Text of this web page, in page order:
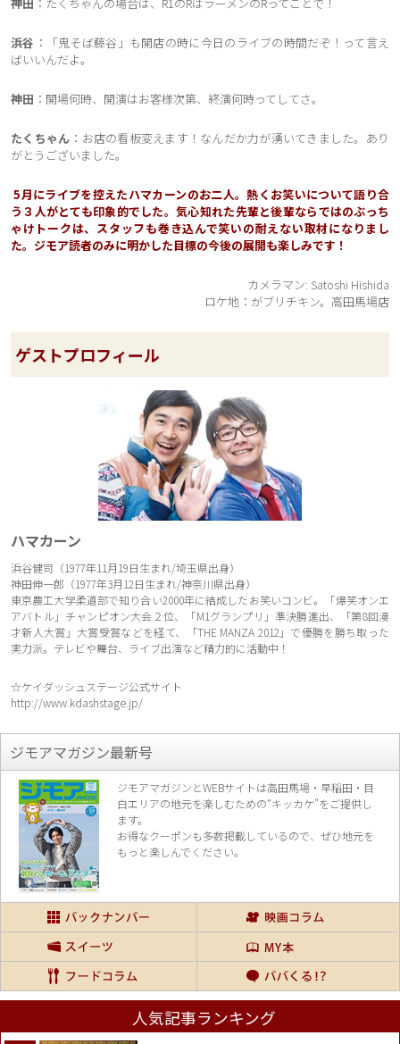
神田 ：たくちゃんの場合は、R1のRはラーメンのRってことで！
浜谷 ：「鬼そば藤谷」も開店の時に今日のライブの時間だぞ！って言え
ばいいんだよ。
神田 ：開場何時、開演はお客様次第、終演何時ってしてさ。
たくちゃん ：お店の看板変えます！なんだか力が湧いてきました。あり
がとうございました。
5月にライブを控えたハマカーンのお二人。熱くお笑いについて語り合
う３人がとても印象的でした。気心知れた先輩と後輩ならではのぶっち
ゃけトークは、スタッフも巻き込んで笑いの耐えない取材になりまし
た。ジモア読者のみに明かした目標の今後の展開も楽しみです！
カメラマン: Satoshi Hishida
ロケ地：がブリチキン。高田馬場店
ゲストプロフィール
ハマカーン
浜谷健司（1977年11月19日生まれ/埼玉県出身）
神田伸一郎（1977年3月12日生まれ/神奈川県出身）
東京農工大学柔道部で知り合い2000年に結成したお笑いコンビ。「爆笑オンエ
アバトル」チャンピオン大会２位、「M1グランプリ」準決勝進出、「第8回漫
才新人大賞」大賞受賞などを経て、「THE MANZA 2012」で優勝を勝ち取った
実力派。テレビや舞台、ライブ出演など精力的に活動中！
☆ケイダッシュステージ公式サイト
http://www.kdashstage.jp/
ジモアマガジン最新号
ジモアマガジンとWEBサイトは高田馬場・早稲田・目
白エリアの地元を楽しむための“キッカケ”をご提供し
ます。
お得なクーポンも多数掲載しているので、 ぜひ地元を
もっと楽しんでください。
人気記事ランキング